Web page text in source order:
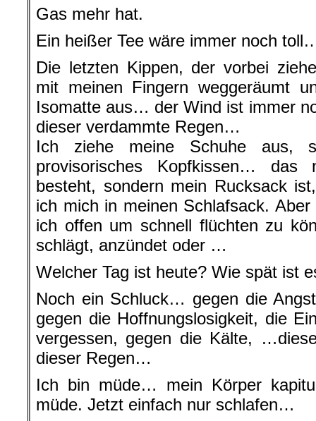
Gas mehr hat.
Ein heißer Tee wäre immer noch
Die letzten Kippen, der vorbei
mit meinen Fingern weggeräumt
Isomatte aus… der Wind ist immer
dieser verdammte Regen…
Ich ziehe meine Schuhe aus,
provisorisches Kopfkissen… das
besteht, sondern mein Rucksack
ich mich in meinen Schlafsack.
ich offen um schnell flüchten zu
schlägt, anzündet oder …
Welcher Tag ist heute? Wie spät ist
Noch ein Schluck… gegen die
gegen die Hoffnungslosigkeit, die
vergessen, gegen die Kälte,
dieser Regen…
Ich bin müde… mein Körper
müde. Jetzt einfach nur schlafen…